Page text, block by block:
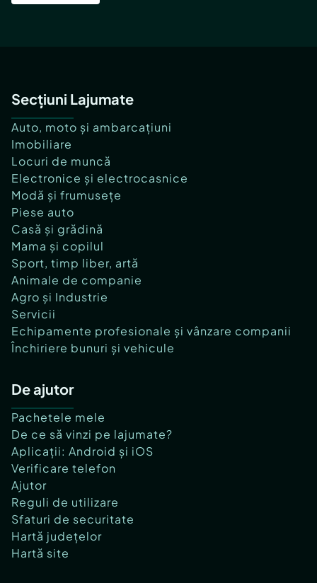
Secțiuni Lajumate
Auto, moto și ambarcațiuni
Imobiliare
Locuri de muncă
Electronice și electrocasnice
Modă și frumusețe
Piese auto
Casă și grădină
Mama și copilul
Sport, timp liber, artă
Animale de companie
Agro și Industrie
Servicii
Echipamente profesionale și vânzare companii
Închiriere bunuri și vehicule
De ajutor
Pachetele mele
De ce să vinzi pe lajumate?
Aplicații: Android și iOS
Verificare telefon
Ajutor
Reguli de utilizare
Sfaturi de securitate
Hartă județelor
Hartă site